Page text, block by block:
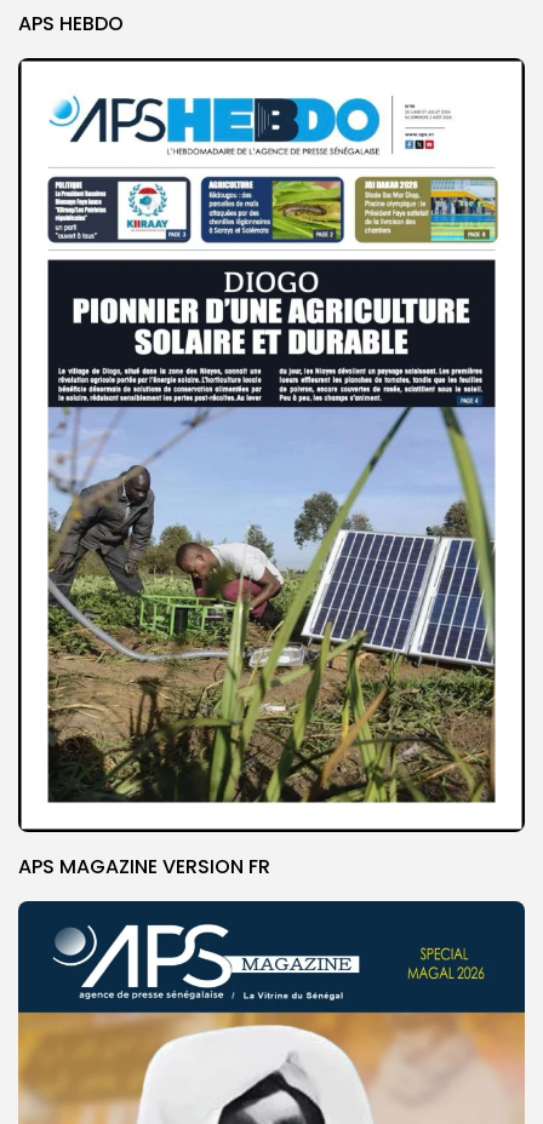
APS HEBDO
APS MAGAZINE VERSION FR